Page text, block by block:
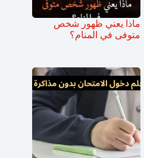
ماذا يعني ظهور شخص
متوفى في المنام؟